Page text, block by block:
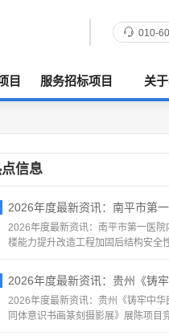
010-
目 服务招标项目 关
信息
2026年度最新资讯：南平市第一医院
2026年度最新资讯：南平市第一医院
楼能力提升改造工程加固后结构安全
2026年度最新资讯：贵州《铸牢中华
2026年度最新资讯：贵州《铸牢中华
同体意识书画篆刻摄影展》展陈项目